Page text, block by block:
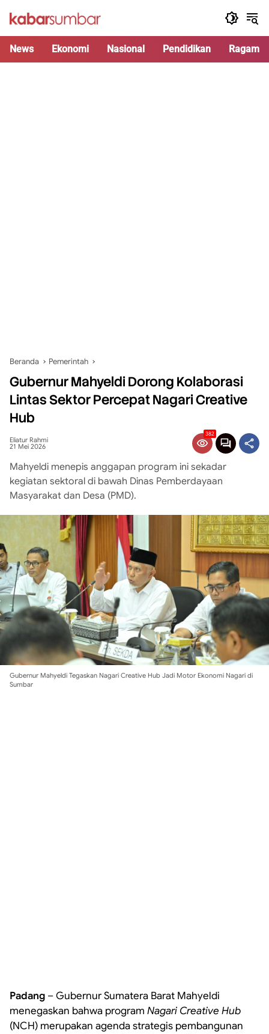
News Ekonomi Nasional Pendidikan Ragam
Beranda Pemerintah
Gubernur Mahyeldi Dorong Kolaborasi
Lintas Sektor Percepat Nagari Creative
Hub
Eliatur Rahmi
21 Mei 2026
382
Mahyeldi menepis anggapan program ini sekadar
kegiatan sektoral di bawah Dinas Pemberdayaan
Masyarakat dan Desa (PMD).
Gubernur Mahyeldi Tegaskan Nagari Creative Hub Jadi Motor Ekonomi Nagari di
Sumbar
Padang – Gubernur Sumatera Barat Mahyeldi
menegaskan bahwa program Nagari Creative Hub
(NCH) merupakan agenda strategis pembangunan